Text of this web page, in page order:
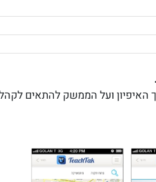
ועל הממשק להתאים